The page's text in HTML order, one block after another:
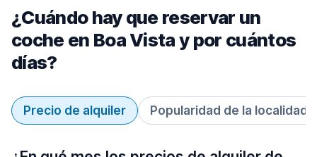
¿Cuándo hay que reservar un
coche en Boa Vista y por cuántos
días?
Precio de alquiler Popularidad de la localidad